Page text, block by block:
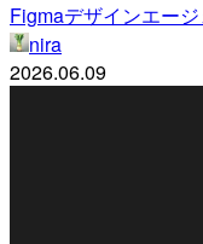
Figmaデザインエー
nira
2026.06.09